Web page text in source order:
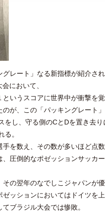
レート」なる新指標が紹介さ
において、
いうスコアに世界中が衝撃を
のが、この「パッキングレート
をし、守る側のCとDを置き去
る。
を数え、その数が多いほど点
圧倒的なポゼッションサッカ
の翌年のなでしこジャパンが
ッションにおいてはドイツを
ブラジル大会では惨敗。